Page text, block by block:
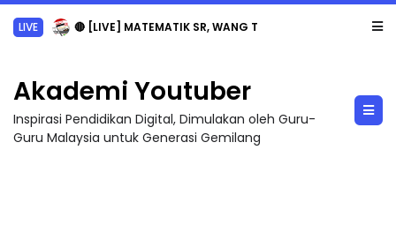
LIVE 🔴 [LIVE] MATEMATIK SR, WANG TAHUN 6 OLEH CIKGU ANITA #ALLINONE #141 #...
Akademi Youtuber
Inspirasi Pendidikan Digital, Dimulakan oleh Guru-
Guru Malaysia untuk Generasi Gemilang